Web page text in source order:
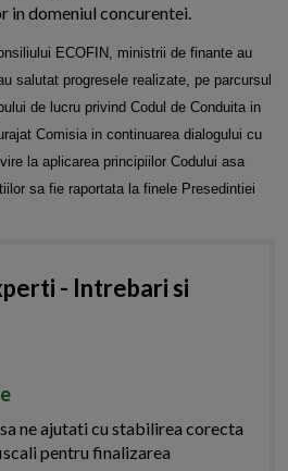
in domeniul concurentei.
ECOFIN, ministrii de finante au
salutat progresele realizate, pe parcursul
de lucru privind Codul de Conduita in
Comisia in continuarea dialogului cu
la aplicarea principiilor Codului asa
sa fie raportata la finele Presedintiei
- Intrebari si
ne ajutati cu stabilirea corecta
pentru finalizarea